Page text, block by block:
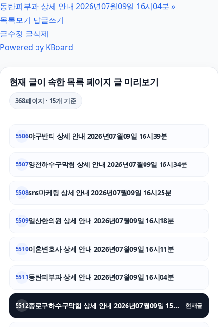
의정부학교폭력변호사
의정부학교폭력변호사
인스타그램 좋아요
용인이혼전문변호사
하수구막힘
재산분할소송
동탄피부과 상세 안내 2026년07월09일 16시04분 »
목록보기 답글쓰기
글수정 글삭제
Powered by KBoard
현재 글이 속한 목록 페이지 글 미리보기
368페이지 · 15개 기준
5506야구반티 상세 안내 2026년07월09일 16시39분
5507양천하수구막힘 상세 안내 2026년07월09일 16시34분
5508sns마케팅 상세 안내 2026년07월09일 16시25분
5509일산한의원 상세 안내 2026년07월09일 16시18분
5510이혼변호사 상세 안내 2026년07월09일 16시11분
5511동탄피부과 상세 안내 2026년07월09일 16시04분
5512 종로구하수구막힘 상세 안내 2026년07월09일 15시57분 현재글